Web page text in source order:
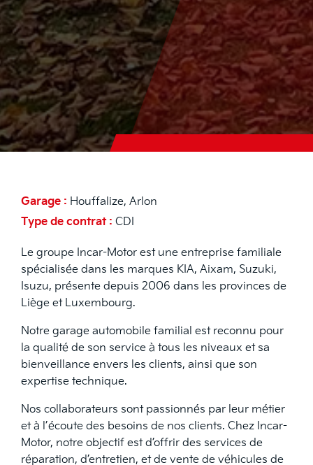
Description de l'offre
Garage : Houffalize, Arlon
Type de contrat : CDI
Le groupe Incar-Motor est une entreprise familiale
spécialisée dans les marques KIA, Aixam, Suzuki,
Isuzu, présente depuis 2006 dans les provinces de
Liège et Luxembourg.
Notre garage automobile familial est reconnu pour
la qualité de son service à tous les niveaux et sa
bienveillance envers les clients, ainsi que son
expertise technique.
Nos collaborateurs sont passionnés par leur métier
et à l’écoute des besoins de nos clients. Chez Incar-
Motor, notre objectif est d’offrir des services de
réparation, d’entretien, et de vente de véhicules de